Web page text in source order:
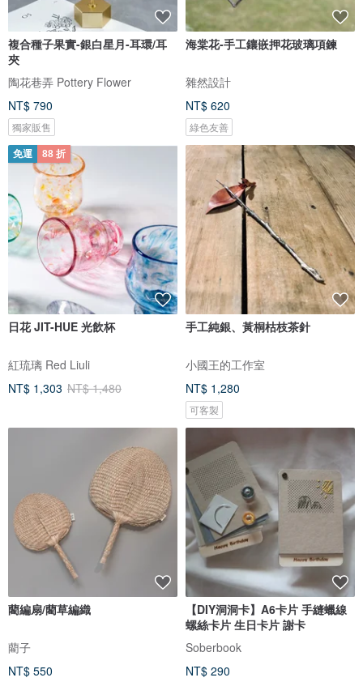
複合種子果實-銀白星月-耳環/耳
夾
陶花巷弄 Pottery Flower
NT$ 790
獨家販售
海棠花-手工鑲嵌押花玻璃項鍊
雜然設計
NT$ 620
綠色友善
免運 88 折
日花 JIT-HUE 光飲杯
紅琉璃 Red Liuli
NT$ 1,303 NT$ 1,480
手工純銀、黃桐枯枝茶針
小國王的工作室
NT$ 1,280
可客製
藺編扇/藺草編織
藺子
NT$ 550
【DIY洞洞卡】A6卡片 手縫蠟線
螺絲卡片 生日卡片 謝卡
Soberbook
NT$ 290